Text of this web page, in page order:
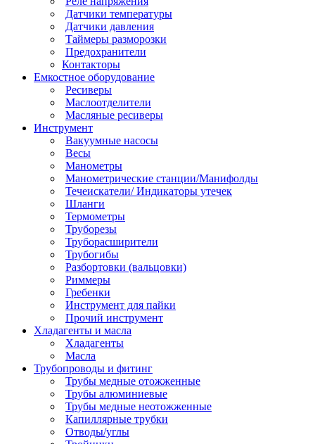
Датчики температуры
Датчики давления
Таймеры разморозки
Предохранители
Контакторы
Емкостное оборудование
Ресиверы
Маслоотделители
Масляные ресиверы
Инструмент
Вакуумные насосы
Весы
Манометры
Манометрические станции/Манифолды
Течеискатели/ Индикаторы утечек
Шланги
Термометры
Труборезы
Труборасширители
Трубогибы
Разбортовки (вальцовки)
Риммеры
Гребенки
Инструмент для пайки
Прочий инструмент
Хладагенты и масла
Хладагенты
Масла
Трубопроводы и фитинг
Трубы медные отожженные
Трубы алюминиевые
Трубы медные неотожженные
Капиллярные трубки
Отводы/углы